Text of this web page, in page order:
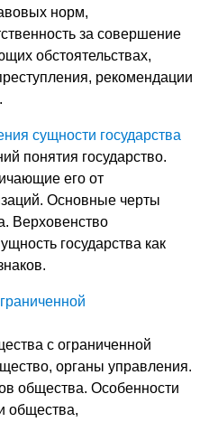
норм,
за совершение
обстоятельствах,
рекомендации
сущности государства
понятия государство.
его от
Основные черты
Верховенство
государства как
с ограниченной
органы управления.
общества. Особенности
общества,